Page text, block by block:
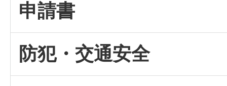
申請書
防犯・交通安全